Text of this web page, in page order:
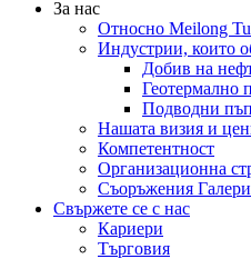
За нас
Относно Meilong
Индустрии, които
Добив на
Геотермално
Подводни
Нашата визия и
Компетентност
Организационна
Съоръжения
Свържете се с нас
Кариери
Търговия